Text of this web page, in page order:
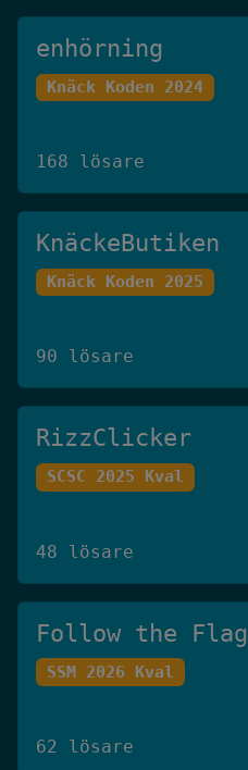
enhörning
Knäck Koden 2024
168 lösare
KnäckeButiken
Knäck Koden 2025
90 lösare
RizzClicker
SCSC 2025 Kval
48 lösare
Follow the Flag
SSM 2026 Kval
62 lösare